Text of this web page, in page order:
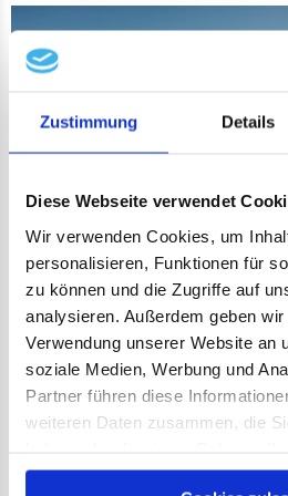
Zustimmung Details
Diese Webseite verwendet
Wir verwenden Cookies, um
personalisieren, Funktionen für
zu können und die Zugriffe auf
analysieren. Außerdem geben
Verwendung unserer Website an
soziale Medien, Werbung und
Partner führen diese
weiteren Daten zusammen, die
gesammelt haben.
©
Unsere Orte
Seeon-Seebruck, die
Seebruck und Truchtlaching.